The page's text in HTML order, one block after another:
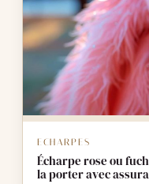
ECHARPES
Écharpe rose ou
la porter avec